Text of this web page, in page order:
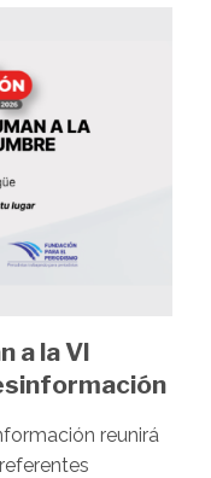
a la VI
reunirá